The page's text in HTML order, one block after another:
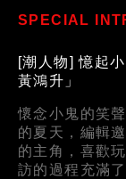
SPECIAL
[潮人物] 憶起
黃鴻升」
懷念小鬼的笑
的夏天，編輯
的主角，喜歡
訪的過程充滿